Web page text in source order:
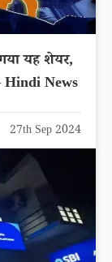
यह शेयर,
लगा अपर सर्किट, मौका न चुके – Hindi News
27th Sep 2024